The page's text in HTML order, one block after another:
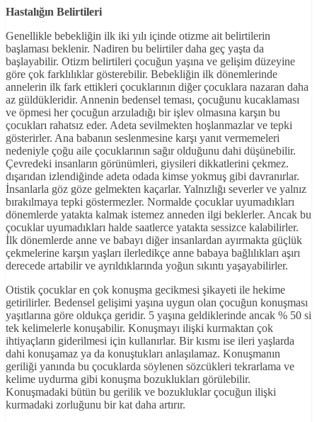
Hastalığın Belirtileri
Genellikle bebekliğin ilk iki yılı içinde otizme ait belirtilerin
başlaması beklenir. Nadiren bu belirtiler daha geç yaşta da
başlayabilir. Otizm belirtileri çocuğun yaşına ve gelişim düzeyine
göre çok farklılıklar gösterebilir. Bebekliğin ilk dönemlerinde
annelerin ilk fark ettikleri çocuklarının diğer çocuklara nazaran daha
az güldükleridir. Annenin bedensel teması, çocuğunu kucaklaması
ve öpmesi her çocuğun arzuladığı bir işlev olmasına karşın bu
çocukları rahatsız eder. Adeta sevilmekten hoşlanmazlar ve tepki
gösterirler. Ana babanın seslenmesine karşı yanıt vermemeleri
nedeniyle çoğu aile çocuklarının sağır olduğunu dahi düşünebilir.
Çevredeki insanların görünümleri, giysileri dikkatlerini çekmez.
dışarıdan izlendiğinde adeta odada kimse yokmuş gibi davranırlar.
İnsanlarla göz göze gelmekten kaçarlar. Yalnızlığı severler ve yalnız
bırakılmaya tepki göstermezler. Normalde çocuklar uyumadıkları
dönemlerde yatakta kalmak istemez anneden ilgi beklerler. Ancak bu
çocuklar uyumadıkları halde saatlerce yatakta sessizce kalabilirler.
İlk dönemlerde anne ve babayı diğer insanlardan ayırmakta güçlük
çekmelerine karşın yaşları ilerledikçe anne babaya bağlılıkları aşırı
derecede artabilir ve ayrıldıklarında yoğun sıkıntı yaşayabilirler.
Otistik çocuklar en çok konuşma gecikmesi şikayeti ile hekime
getirilirler. Bedensel gelişimi yaşına uygun olan çocuğun konuşması
yaşıtlarına göre oldukça geridir. 5 yaşına geldiklerinde ancak % 50 si
tek kelimelerle konuşabilir. Konuşmayı ilişki kurmaktan çok
ihtiyaçların giderilmesi için kullanırlar. Bir kısmı ise ileri yaşlarda
dahi konuşamaz ya da konuştukları anlaşılamaz. Konuşmanın
geriliği yanında bu çocuklarda söylenen sözcükleri tekrarlama ve
kelime uydurma gibi konuşma bozuklukları görülebilir.
Konuşmadaki bütün bu gerilik ve bozukluklar çocuğun ilişki
kurmadaki zorluğunu bir kat daha artırır.